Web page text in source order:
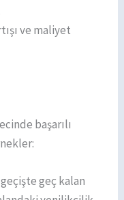
ve maliyet
başarılı
geç kalan